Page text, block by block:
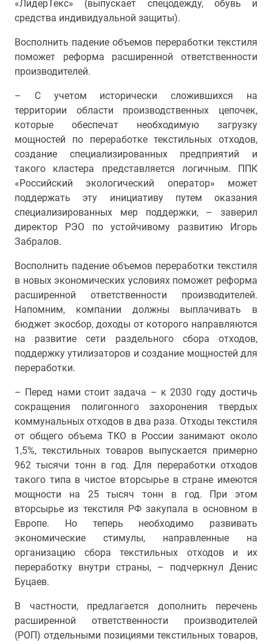
«ЛидерТекс» (выпускает спецодежду, обувь и
средства индивидуальной защиты).
Восполнить падение объемов переработки текстиля
поможет реформа расширенной ответственности
производителей.
– С учетом исторически сложившихся на
территории области производственных цепочек,
которые обеспечат необходимую загрузку
мощностей по переработке текстильных отходов,
создание специализированных предприятий и
такого кластера представляется логичным. ППК
«Российский экологический оператор» может
поддержать эту инициативу путем оказания
специализированных мер поддержки, – заверил
директор РЭО по устойчивому развитию Игорь
Забралов.
Восполнить падение объемов переработки текстиля
в новых экономических условиях поможет реформа
расширенной ответственности производителей.
Напомним, компании должны выплачивать в
бюджет экосбор, доходы от которого направляются
на развитие сети раздельного сбора отходов,
поддержку утилизаторов и создание мощностей для
переработки.
– Перед нами стоит задача – к 2030 году достичь
сокращения полигонного захоронения твердых
коммунальных отходов в два раза. Отходы текстиля
от общего объема ТКО в России занимают около
1,5%, текстильных товаров выпускается примерно
962 тысячи тонн в год. Для переработки отходов
такого типа в чистое вторсырье в стране имеются
мощности на 25 тысяч тонн в год. При этом
вторсырье из текстиля РФ закупала в основном в
Европе. Но теперь необходимо развивать
экономические стимулы, направленные на
организацию сбора текстильных отходов и их
переработку внутри страны, – подчеркнул Денис
Буцаев.
В частности, предлагается дополнить перечень
расширенной ответственности производителей
(РОП) отдельными позициями текстильных товаров,